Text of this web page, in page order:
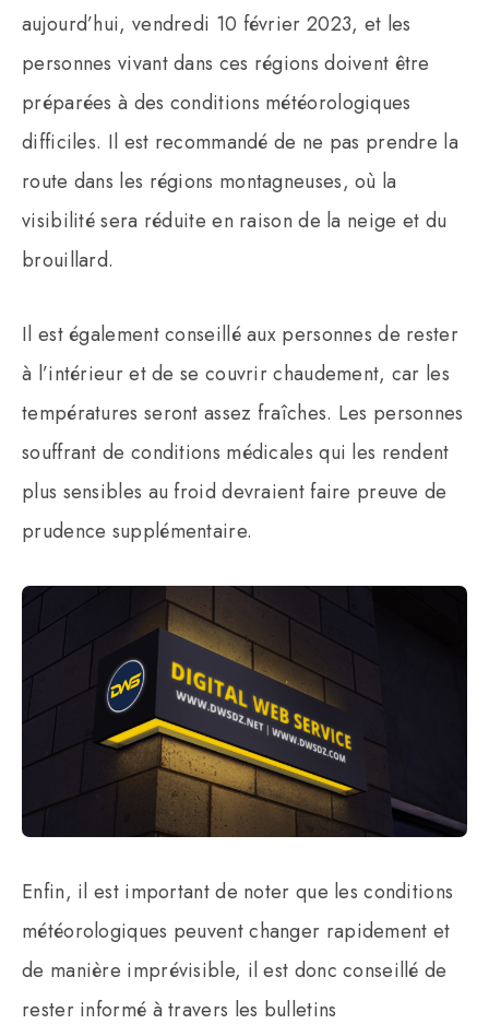
aujourd’hui, vendredi 10 février 2023, et les
personnes vivant dans ces régions doivent être
préparées à des conditions météorologiques
difficiles. Il est recommandé de ne pas prendre la
route dans les régions montagneuses, où la
visibilité sera réduite en raison de la neige et du
brouillard.
Il est également conseillé aux personnes de rester
à l’intérieur et de se couvrir chaudement, car les
températures seront assez fraîches. Les personnes
souffrant de conditions médicales qui les rendent
plus sensibles au froid devraient faire preuve de
prudence supplémentaire.
Enfin, il est important de noter que les conditions
météorologiques peuvent changer rapidement et
de manière imprévisible, il est donc conseillé de
rester informé à travers les bulletins